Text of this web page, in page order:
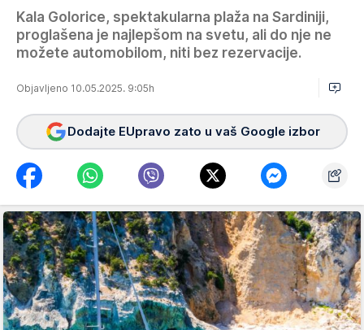
Kala Golorice, spektakularna plaža na Sardiniji,
proglašena je najlepšom na svetu, ali do nje ne
možete automobilom, niti bez rezervacije.
Objavljeno 10.05.2025. 9:05h
Dodajte EUpravo zato u vaš Google izbor